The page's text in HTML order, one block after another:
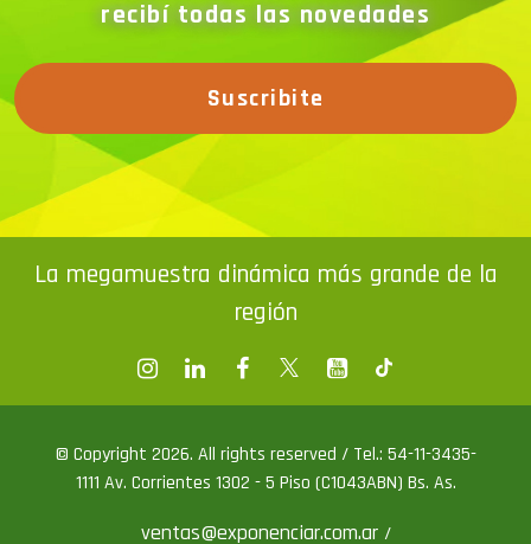
recibí todas las novedades
Suscribite
La megamuestra dinámica más grande de la
región
© Copyright 2026. All rights reserved / Tel.: 54-11-3435-
1111 Av. Corrientes 1302 - 5 Piso (C1043ABN) Bs. As.
ventas@exponenciar.com.ar /